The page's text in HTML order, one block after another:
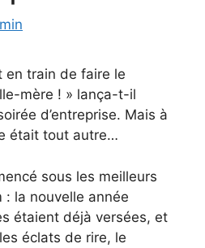
en train de faire le
mère ! » lança-t-il
d’entreprise. Mais à
était tout autre…
sous les meilleurs
: la nouvelle année
étaient déjà versées, et
éclats de rire, le